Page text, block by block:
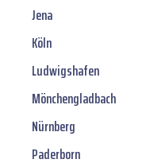
Jena
Köln
Ludwigshafen
Mönchengladbach
Nürnberg
Paderborn